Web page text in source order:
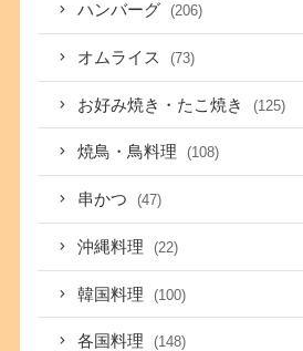
ハンバーグ (206)
オムライス (73)
お好み焼き・たこ焼き (125)
焼鳥・鳥料理 (108)
串かつ (47)
沖縄料理 (22)
韓国料理 (100)
各国料理 (148)